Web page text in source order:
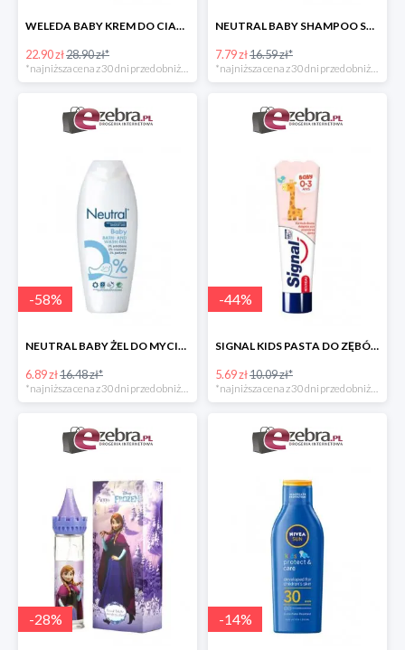
WELEDA BABY KREM DO CIAŁA DLA NIEMOWLĄT Z NAGIETKIEM
22.90 zł28.90 zł*
NEUTRAL BABY SHAMPOO SZAMPON DO WŁOSÓW DLA DZIECI
7.79 zł16.59 zł*
-58%
NEUTRAL BABY ŻEL DO MYCIA CIAŁA DLA DZIECI
6.89 zł16.48 zł*
-44%
SIGNAL KIDS PASTA DO ZĘBÓW DLA DZIECI PONIŻEJ 3 ROKU ŻYCIA
5.69 zł10.09 zł*
-28% -14%